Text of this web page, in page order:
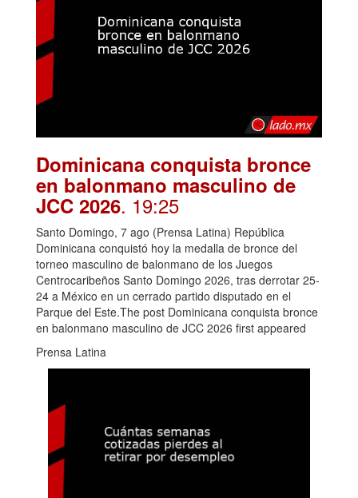
Dominicana conquista bronce
en balonmano masculino de
JCC 2026. 19:25
Santo Domingo, 7 ago (Prensa Latina) República
Dominicana conquistó hoy la medalla de bronce del
torneo masculino de balonmano de los Juegos
Centrocaribeños Santo Domingo 2026, tras derrotar 25-
24 a México en un cerrado partido disputado en el
Parque del Este.The post Dominicana conquista bronce
en balonmano masculino de JCC 2026 first appeared
Prensa Latina